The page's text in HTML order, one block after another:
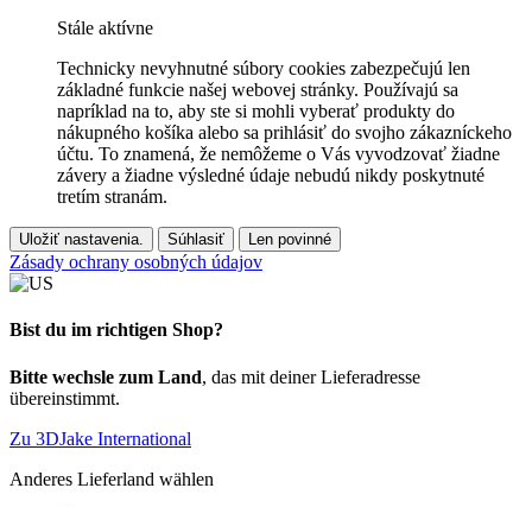
Stále aktívne
Technicky nevyhnutné súbory cookies zabezpečujú len
základné funkcie našej webovej stránky. Používajú sa
napríklad na to, aby ste si mohli vyberať produkty do
nákupného košíka alebo sa prihlásiť do svojho zákazníckeho
účtu. To znamená, že nemôžeme o Vás vyvodzovať žiadne
závery a žiadne výsledné údaje nebudú nikdy poskytnuté
tretím stranám.
Uložiť nastavenia. Súhlasiť Len povinné
Zásady ochrany osobných údajov
Bist du im richtigen Shop?
Bitte wechsle zum Land, das mit deiner Lieferadresse
übereinstimmt.
Zu 3DJake International
Anderes Lieferland wählen